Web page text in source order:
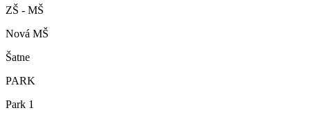
ZŠ - MŠ
Nová MŠ
Šatne
PARK
Park 1